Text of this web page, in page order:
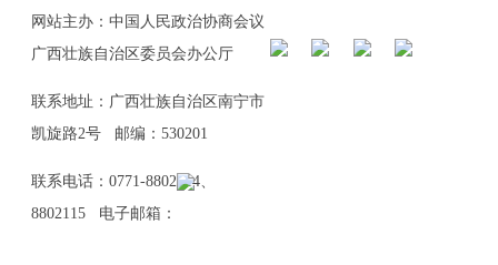
网站主办：中国人民政治协商会议
广西壮族自治区委员会办公厅
联系地址：广西壮族自治区南宁市
凯旋路2号 邮编：530201
联系电话：0771-8802114、
8802115 电子邮箱：